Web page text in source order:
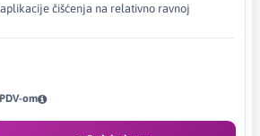
čišćenja na relativno ravnoj
om